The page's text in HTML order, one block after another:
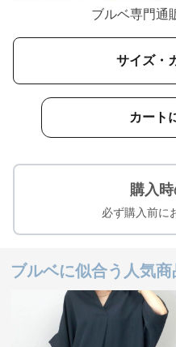
ブルベ専門通
サイズ・
カート
購入
必ず購入前に
ブルベに似合う人気